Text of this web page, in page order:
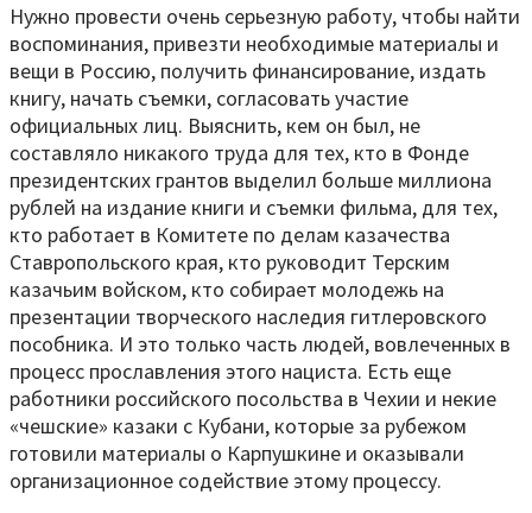
Нужно провести очень серьезную работу, чтобы найти
воспоминания, привезти необходимые материалы и
вещи в Россию, получить финансирование, издать
книгу, начать съемки, согласовать участие
официальных лиц. Выяснить, кем он был, не
составляло никакого труда для тех, кто в Фонде
президентских грантов выделил больше миллиона
рублей на издание книги и съемки фильма, для тех,
кто работает в Комитете по делам казачества
Ставропольского края, кто руководит Терским
казачьим войском, кто собирает молодежь на
презентации творческого наследия гитлеровского
пособника. И это только часть людей, вовлеченных в
процесс прославления этого нациста. Есть еще
работники российского посольства в Чехии и некие
«чешские» казаки с Кубани, которые за рубежом
готовили материалы о Карпушкине и оказывали
организационное содействие этому процессу.